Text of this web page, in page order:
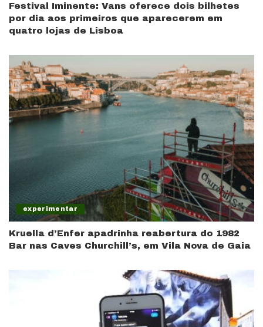
Festival Iminente: Vans oferece dois bilhetes
por dia aos primeiros que aparecerem em
quatro lojas de Lisboa
experimentar
Kruella d’Enfer apadrinha reabertura do 1982
Bar nas Caves Churchill’s, em Vila Nova de Gaia